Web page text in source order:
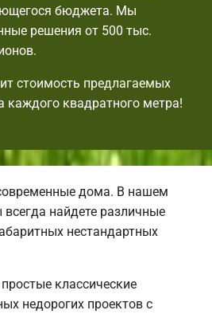
бюджета. Мы
решения от 500 тыс.
стоимость предлагаемых
каждого квадратного метра!
дома. В нашем
всегда найдете различные
нестандартных
классические
недорогих проектов с